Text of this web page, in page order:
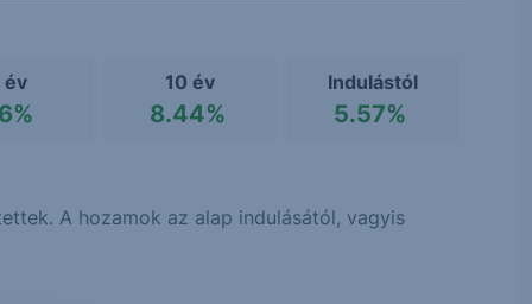
év 10 év
8.44%
Indulástól
5.57%
A hozamok az alap indulásától, vagyis